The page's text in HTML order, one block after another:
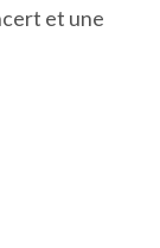
et une